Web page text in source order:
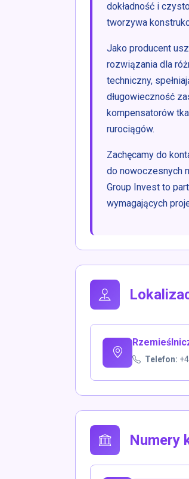
dokładność i
tworzywa
Jako producent
rozwiązania dla
techniczny,
długowieczność
kompensatorów
rurociągów.
Zachęcamy do
do nowoczesnych
Group Invest to
wymagających
Telefon:
Numery